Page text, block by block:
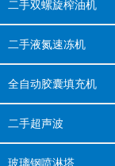
二手双螺旋榨油机
二手液氮速冻机
全自动胶囊填充机
二手超声波
玻璃钢喷淋塔